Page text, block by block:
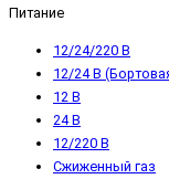
Питание
12/24/220 В
12/24 В
12 В
24 В
12/220 В
Сжиженный газ